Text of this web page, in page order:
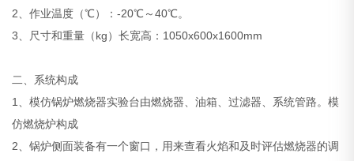
2、作业温度（℃）：-20℃～40℃。
3、尺寸和重量（kg）长宽高：1050x600x1600mm
二、系统构成
1、模仿锅炉燃烧器实验台由燃烧器、油箱、过滤器、系统管路。模
仿燃烧炉构成
2、锅炉侧面装备有一个窗口，用来查看火焰和及时评估燃烧器的调